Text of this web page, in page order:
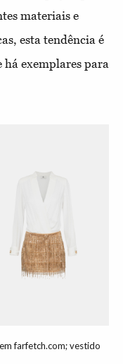
materiais e
esta tendência é
exemplares para
farfetch.com; vestido